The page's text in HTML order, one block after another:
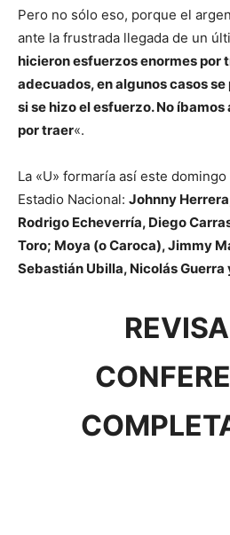
Pero no sólo eso, porque el
ante la frustrada llegada de un
hicieron esfuerzos enormes por
adecuados, en algunos casos
si se hizo el esfuerzo. No
por traer«.
La «U» formaría así este
Estadio Nacional: Johnny
Rodrigo Echeverría, Diego
Toro; Moya (o Caroca), Jimmy
Sebastián Ubilla, Nicolás Guerra